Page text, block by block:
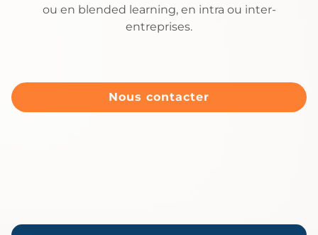
ou en blended learning, en intra ou inter-
entreprises.
Nous contacter